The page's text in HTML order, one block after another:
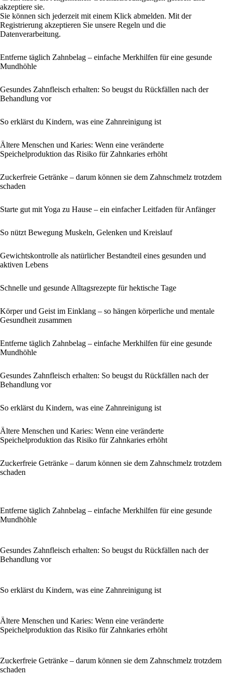
akzeptiere sie.
Sie können sich jederzeit mit einem Klick abmelden. Mit der
Registrierung akzeptieren Sie unsere Regeln und die
Datenverarbeitung.
Entferne täglich Zahnbelag – einfache Merkhilfen für eine gesunde
Mundhöhle
Gesundes Zahnfleisch erhalten: So beugst du Rückfällen nach der
Behandlung vor
So erklärst du Kindern, was eine Zahnreinigung ist
Ältere Menschen und Karies: Wenn eine veränderte
Speichelproduktion das Risiko für Zahnkaries erhöht
Zuckerfreie Getränke – darum können sie dem Zahnschmelz trotzdem
schaden
Starte gut mit Yoga zu Hause – ein einfacher Leitfaden für Anfänger
So nützt Bewegung Muskeln, Gelenken und Kreislauf
Gewichtskontrolle als natürlicher Bestandteil eines gesunden und
aktiven Lebens
Schnelle und gesunde Alltagsrezepte für hektische Tage
Körper und Geist im Einklang – so hängen körperliche und mentale
Gesundheit zusammen
Entferne täglich Zahnbelag – einfache Merkhilfen für eine gesunde
Mundhöhle
Gesundes Zahnfleisch erhalten: So beugst du Rückfällen nach der
Behandlung vor
So erklärst du Kindern, was eine Zahnreinigung ist
Ältere Menschen und Karies: Wenn eine veränderte
Speichelproduktion das Risiko für Zahnkaries erhöht
Zuckerfreie Getränke – darum können sie dem Zahnschmelz trotzdem
schaden
Entferne täglich Zahnbelag – einfache Merkhilfen für eine gesunde
Mundhöhle
Gesundes Zahnfleisch erhalten: So beugst du Rückfällen nach der
Behandlung vor
So erklärst du Kindern, was eine Zahnreinigung ist
Ältere Menschen und Karies: Wenn eine veränderte
Speichelproduktion das Risiko für Zahnkaries erhöht
Zuckerfreie Getränke – darum können sie dem Zahnschmelz trotzdem
schaden